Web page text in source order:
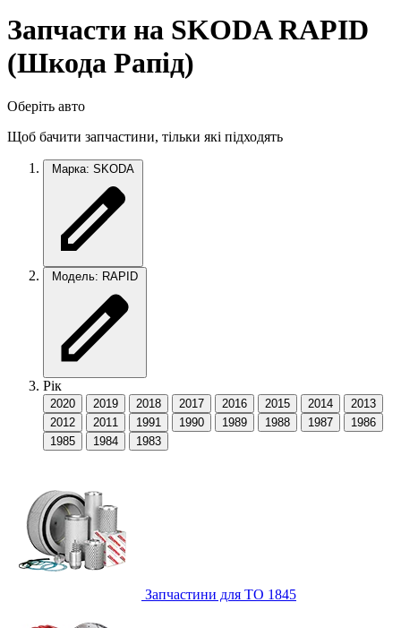
Запчасти на SKODA RAPID
(Шкода Рапід)
Оберіть авто
Щоб бачити запчастини, тільки які підходять
Марка: SKODA
Модель: RAPID
Рік
2020 2019 2018 2017 2016 2015 2014
2013
2012
2011 1991 1990 1989 1988 1987
1986
1985
1984 1983
Запчастини для ТО 1845